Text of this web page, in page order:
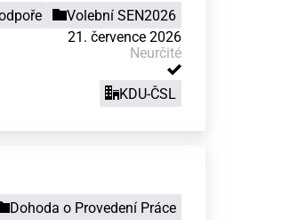
Volební SEN2026
21. července 2026
Neurčité
KDU-ČSL
Dohoda o Provedení Práce